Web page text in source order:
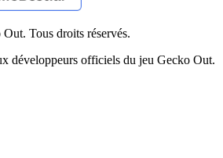
Tous droits réservés.
développeurs officiels du jeu Gecko Out.